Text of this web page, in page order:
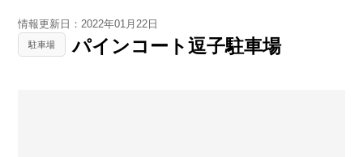
情報更新日：2022年01月22日
駐車場 パインコート逗子駐車場